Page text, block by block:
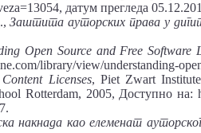
датум прегледа
Заштита ауторских права у
Open Source and Free Software
library/view/understanding-
Licenses, Piet Zwart
Rotterdam, 2005, Доступно
накнада као елеменат ауторског